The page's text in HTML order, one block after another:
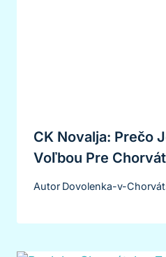
CK Novalja: Prečo
Voľbou Pre
Autor Dovolenka-v-